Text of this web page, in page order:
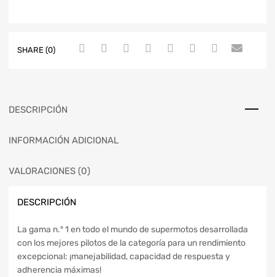
SHARE (0)
DESCRIPCIÓN
INFORMACIÓN ADICIONAL
VALORACIONES (0)
DESCRIPCIÓN
La gama n.º 1 en todo el mundo de supermotos desarrollada
con los mejores pilotos de la categoría para un rendimiento
excepcional: ¡manejabilidad, capacidad de respuesta y
adherencia máximas!